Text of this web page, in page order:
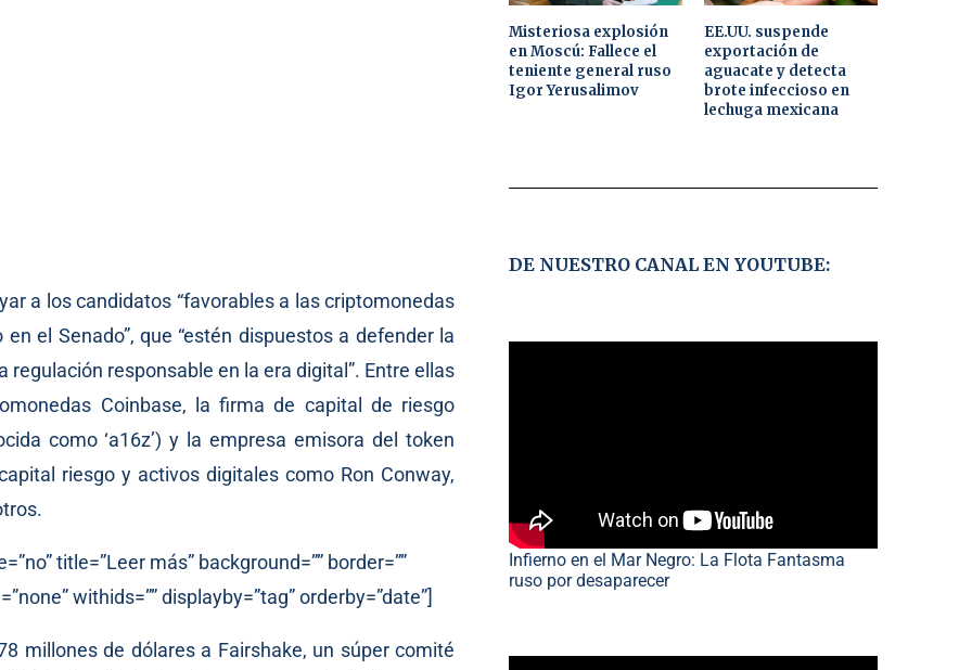
a los candidatos “favorables a las criptomonedas
el Senado”, que “estén dispuestos a defender la
responsable en la era digital”. Entre ellas
Coinbase, la firma de capital de riesgo
como ‘a16z’) y la empresa emisora del token
riesgo y activos digitales como Ron Conway,
title=”Leer más” background=”” border=””
withids=”” displayby=”tag” orderby=”date”]
millones de dólares a Fairshake, un súper comité
Misteriosa explosión
en Moscú: Fallece el
teniente general ruso
Igor Yerusalimov
EE.UU. suspende
exportación de
aguacate y detecta
brote infeccioso en
lechuga mexicana
DE NUESTRO CANAL EN YOUTUBE:
Infierno en el Mar Negro: La Flota Fantasma
ruso por desaparecer